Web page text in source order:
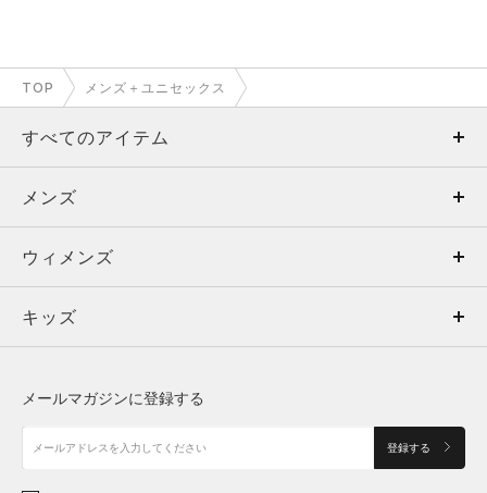
TOP メンズ＋ユニセックス
すべてのアイテム
メンズ
ウィメンズ
キッズ
アクセサリー
メンズ
トップス
ボトムス
アクセサリー
ウィメンズ
トップス
シューズ
キッズ
メールマガジンに登録する
登録する